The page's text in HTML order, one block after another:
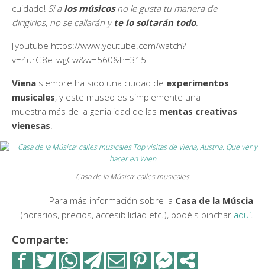
cuidado! Si alos músicosno le gusta tu manera de
dirigirlos, no se callarán y te lo soltarán todo.
[youtube https://www.youtube.com/watch?
v=4urG8e_wgCw&w=560&h=315]
Viena siempre ha sido una ciudad de experimentos
musicales, y este museo es simplemente una
muestra más de la genialidad de las mentas creativas
vienesas.
Casa de la Música: calles musicales
Para más información sobre la Casa de la Múscia
(horarios, precios, accesibilidad etc.), podéis pinchar aquí.
Comparte: